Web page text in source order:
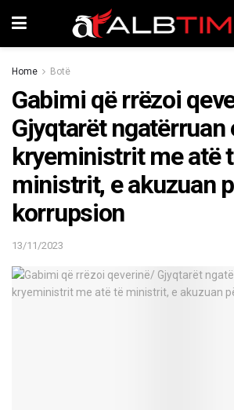
Home Botë
Gabimi që rrëzoi
Gjyqtarët ngatërruan
kryeministrit me atë
ministrit, e akuzuan
korrupsion
13/11/2023